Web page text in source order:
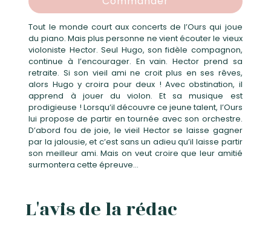
Tout le monde court aux concerts de l’Ours qui joue
du piano. Mais plus personne ne vient écouter le vieux
violoniste Hector. Seul Hugo, son fidèle compagnon,
continue à l’encourager. En vain. Hector prend sa
retraite. Si son vieil ami ne croit plus en ses rêves,
alors Hugo y croira pour deux ! Avec obstination, il
apprend à jouer du violon. Et sa musique est
prodigieuse ! Lorsqu’il découvre ce jeune talent, l’Ours
lui propose de partir en tournée avec son orchestre.
D’abord fou de joie, le vieil Hector se laisse gagner
par la jalousie, et c’est sans un adieu qu’il laisse partir
son meilleur ami. Mais on veut croire que leur amitié
surmontera cette épreuve…
L'avis de la rédac